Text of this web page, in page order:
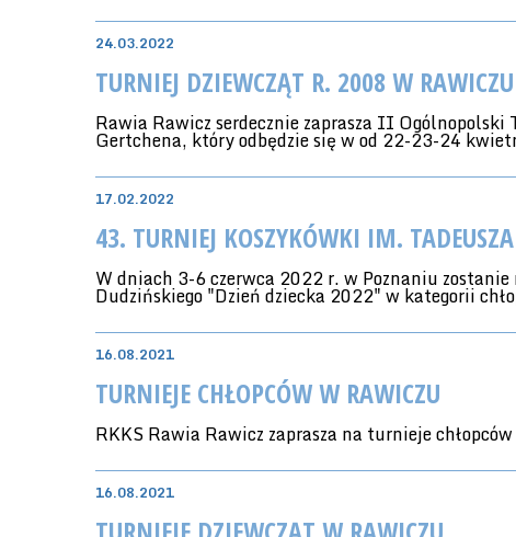
24.03.2022
TURNIEJ DZIEWCZĄT R. 2008 W RAWICZU
Rawia Rawicz serdecznie zaprasza II
Gertchena, który odbędzie się w od 22-23-24
17.02.2022
43. TURNIEJ KOSZYKÓWKI IM.
W dniach 3-6 czerwca 2022 r. w Poznaniu
Dudzińskiego "Dzień dziecka 2022" w kategorii
16.08.2021
TURNIEJE CHŁOPCÓW W RAWICZU
RKKS Rawia Rawicz zaprasza na turnieje
16.08.2021